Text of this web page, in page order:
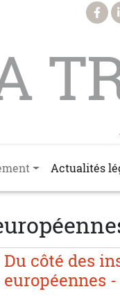
Actualités
Du côté des
européennes